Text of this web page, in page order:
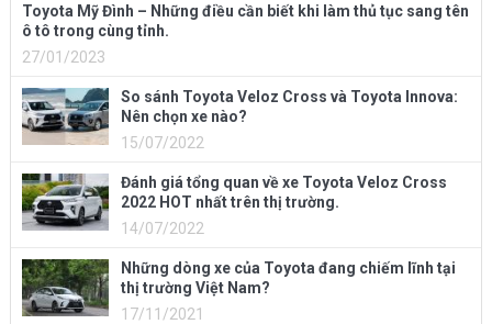
Toyota Mỹ Đình – Những điều cần biết khi làm thủ tục sang tên
ô tô trong cùng tỉnh.
27/01/2023
So sánh Toyota Veloz Cross và Toyota Innova:
Nên chọn xe nào?
15/07/2022
Đánh giá tổng quan về xe Toyota Veloz Cross
2022 HOT nhất trên thị trường.
14/07/2022
Những dòng xe của Toyota đang chiếm lĩnh tại
thị trường Việt Nam?
17/11/2021